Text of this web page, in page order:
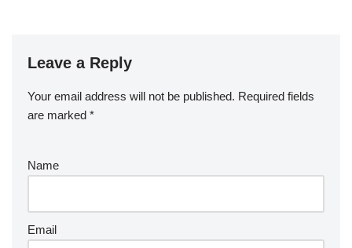
Leave a Reply
Your email address will not be published. Required fields
are marked *
Name
Email